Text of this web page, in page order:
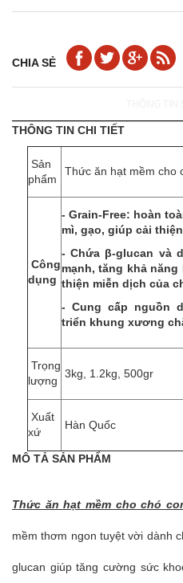
CHIA SẺ
THÔNG TIN CHI TIẾT
Sản
phẩm
Thức ăn hạt mềm cho
Công
dụng
- Grain-Free: hoàn
mì, gạo, giúp cải
- Chứa β-glucan và
mạnh, tăng khả
thiện miễn dịch của
- Cung cấp nguồn
triển khung xương
Trọng
lượng
3kg, 1.2kg, 500gr
Xuất
xứ
Hàn Quốc
MÔ TẢ SẢN PHẨM
Thức ăn hạt mềm cho chó
mềm thơm ngon tuyệt vời dành
glucan giúp tăng cường sức